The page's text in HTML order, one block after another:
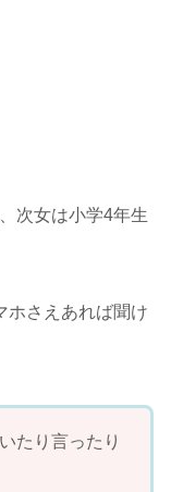
次女は小学4年生
ホさえあれば聞け
たり言ったり